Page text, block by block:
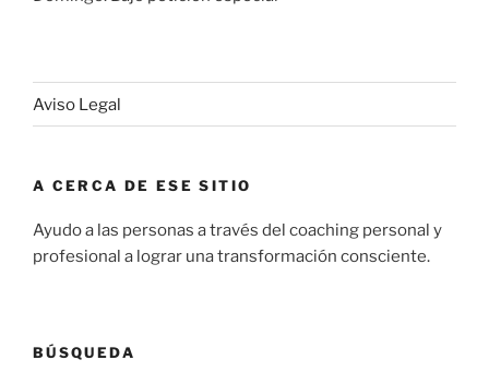
Aviso Legal
A CERCA DE ESE SITIO
Ayudo a las personas a través del coaching personal y
profesional a lograr una transformación consciente.
BÚSQUEDA